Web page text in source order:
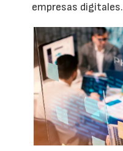
empresas digitales.